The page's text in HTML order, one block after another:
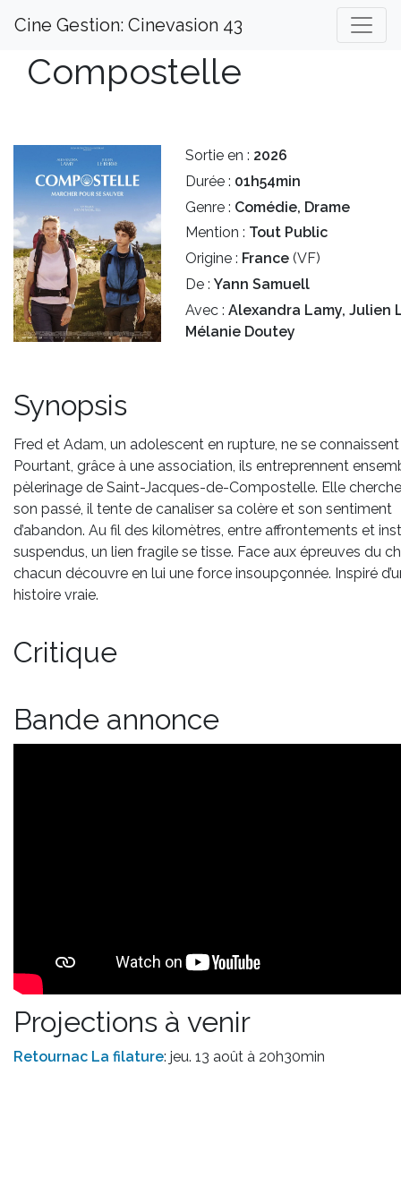
Cine Gestion: Cinevasion 43
Compostelle
Sortie en : 2026
Durée : 01h54min
Genre : Comédie, Drame
Mention : Tout Public
Origine : France (VF)
De : Yann Samuell
Avec : Alexandra Lamy, Julien
Mélanie Doutey
Synopsis
Fred et Adam, un adolescent en rupture, ne se
Pourtant, grâce à une association, ils entreprennent
pèlerinage de Saint-Jacques-de-Compostelle. Elle
son passé, il tente de canaliser sa colère et son sentiment
d’abandon. Au fil des kilomètres, entre affrontements et
suspendus, un lien fragile se tisse. Face aux épreuves du
chacun découvre en lui une force insoupçonnée. Inspiré
histoire vraie.
Critique
Bande annonce
Projections à venir
Retournac La filature: jeu. 13 août à 20h30min